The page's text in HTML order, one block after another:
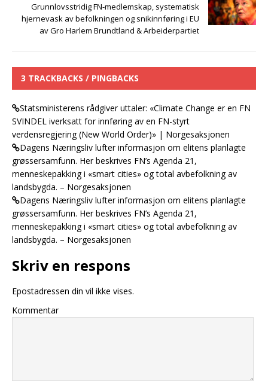
Grunnlovsstridig FN-medlemskap, systematisk
hjernevask av befolkningen og snikinnføring i EU
av Gro Harlem Brundtland & Arbeiderpartiet
3 TRACKBACKS / PINGBACKS
Statsministerens rådgiver uttaler: «Climate Change er en FN
SVINDEL iverksatt for innføring av en FN-styrt
verdensregjering (New World Order)» | Norgesaksjonen
Dagens Næringsliv lufter informasjon om elitens planlagte
grøssersamfunn. Her beskrives FN’s Agenda 21,
menneskepakking i «smart cities» og total avbefolkning av
landsbygda. – Norgesaksjonen
Dagens Næringsliv lufter informasjon om elitens planlagte
grøssersamfunn. Her beskrives FN’s Agenda 21,
menneskepakking i «smart cities» og total avbefolkning av
landsbygda. – Norgesaksjonen
Skriv en respons
Epostadressen din vil ikke vises.
Kommentar